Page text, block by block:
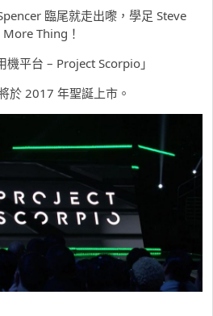
臨尾就走出嚟，學足 Steve
Thing！
機平台 – Project Scorpio」
於 2017 年聖誕上市。